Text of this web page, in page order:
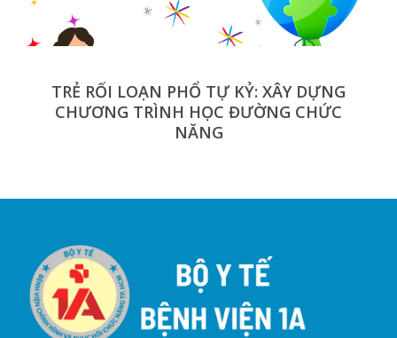
TRẺ RỐI LOẠN PHỔ TỰ KỶ: XÂY DỰNG
CHƯƠNG TRÌNH HỌC ĐƯỜNG CHỨC
NĂNG